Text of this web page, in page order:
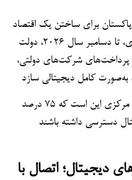
برای ساختن یک اقتصاد
بدون پول نقد تأکید کرد. به گفته وی، تا دسامبر سال ۲۰۲۶، دولت
پرداخت‌های شرکت‌های دولتی،
به‌صورت کامل دیجیتالی سازد
همچنین تا سال ۲۰۲۸، هدف بانک مرکزی این است که ۷۵ درصد
دسترسی داشته باشند
دیجیتال؛ اتصال با